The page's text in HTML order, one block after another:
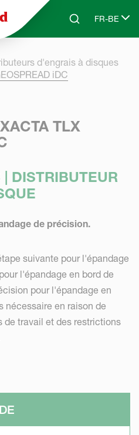
Skip to main content
SearchFR-BE
Select
d'engrais à disques
iDC
TLX
DISTRIBUTEUR
de précision.
suivante pour l'épandage
l'épandage en bord de
pour l'épandage en
nécessaire en raison de
de travail et des restrictions